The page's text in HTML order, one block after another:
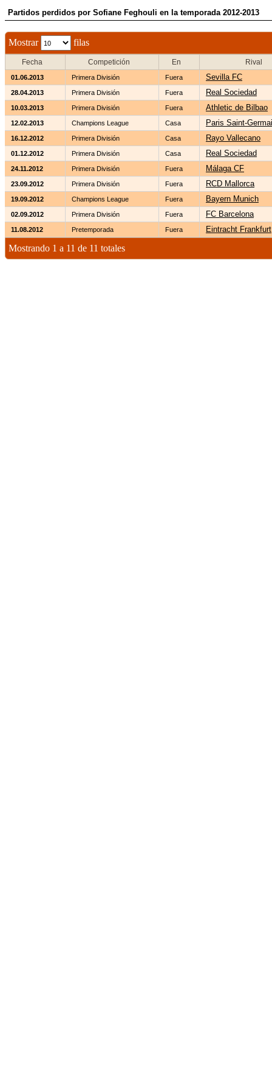
Partidos perdidos por Sofiane Feghouli en la temporada 2012-2013
Mostrar filas
Fecha Competición En Rival
01.06.2013 Primera División Fuera Sevilla FC
28.04.2013 Primera División Fuera Real Sociedad
10.03.2013 Primera División Fuera Athletic de Bilbao
12.02.2013 Champions League Casa Paris Saint-
16.12.2012 Primera División Casa Rayo Vallecano
01.12.2012 Primera División Casa Real Sociedad
24.11.2012 Primera División Fuera Málaga CF
23.09.2012 Primera División Fuera RCD Mallorca
19.09.2012 Champions League Fuera Bayern Munich
02.09.2012 Primera División Fuera FC Barcelona
11.08.2012 Pretemporada Fuera Eintracht Frankfurt
Mostrando 1 a 11 de 11 totales